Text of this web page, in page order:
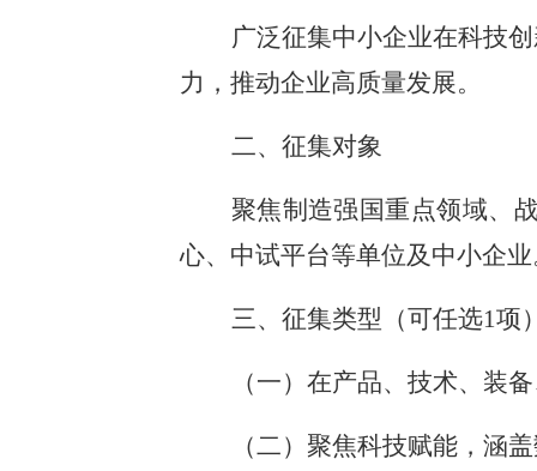
广泛征集中小企业在科技
力，推动企业高质量发展。
二、征集对象
聚焦制造强国重点领域、
心、中试平台等单位及中小企
三、征集类型（可任选1项
（一）在产品、技术、装
（二）聚焦科技赋能，涵